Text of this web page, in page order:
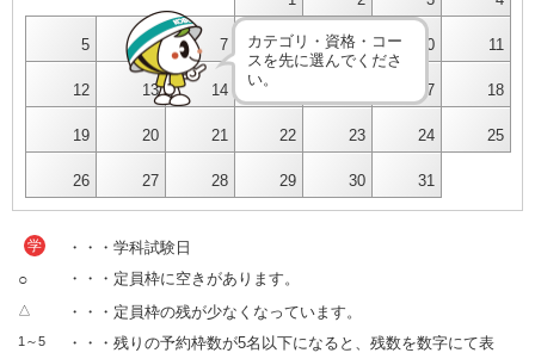
5 6 7 8 9 10 11
12 13 14 17 18
19 20 21 22 23 24 25
26 27 28 29 30 31
カテゴリ・資格・コー
スを先に選んでくださ
い。
学 ・・・学科試験日
○ ・・・定員枠に空きがあります。
△ ・・・定員枠の残が少なくなっています。
1～5
・・・残りの予約枠数が5名以下になると、残数を数字にて表